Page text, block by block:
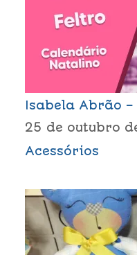
Isabela Abrão
25 de outubro
Acessórios